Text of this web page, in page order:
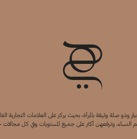
صلة وثيقة بالمرأة، بحيث يركز على العلامات التجارية
النساء، وترفعهن أكثر على جميع المستويات وفي كل مجالات